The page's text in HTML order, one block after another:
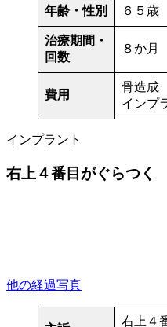
年齢・性別 ６５
治療期間・
回数
８か月
費用
骨造成
インプ
インプラント
右上４番目がぐらつく
他の経過写真
右上４